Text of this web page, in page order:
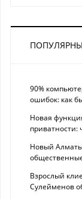
90%
ошибок: как
Новая
приватности:
Новый
Взрослый
Сулейменов